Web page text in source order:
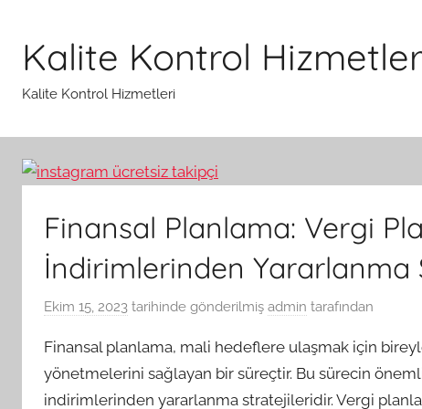
Kalite Kontrol
Kalite Kontrol Hizmetleri
Finansal Planlama: Vergi
İndirimlerinden Yararlanma
Ekim 15, 2023 tarihinde gönderilmiş admin tarafından
Finansal planlama, mali hedeflere ulaşmak için
yönetmelerini sağlayan bir süreçtir. Bu sürecin
indirimlerinden yararlanma stratejileridir. Vergi